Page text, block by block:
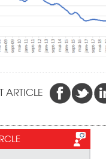
ARTICLE